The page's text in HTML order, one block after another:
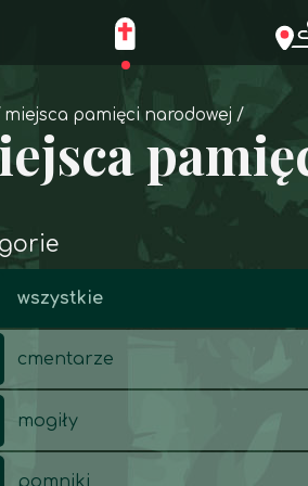
miejsca pamięci narodowej
wszystkie
cmentarze
mogiły
pomniki